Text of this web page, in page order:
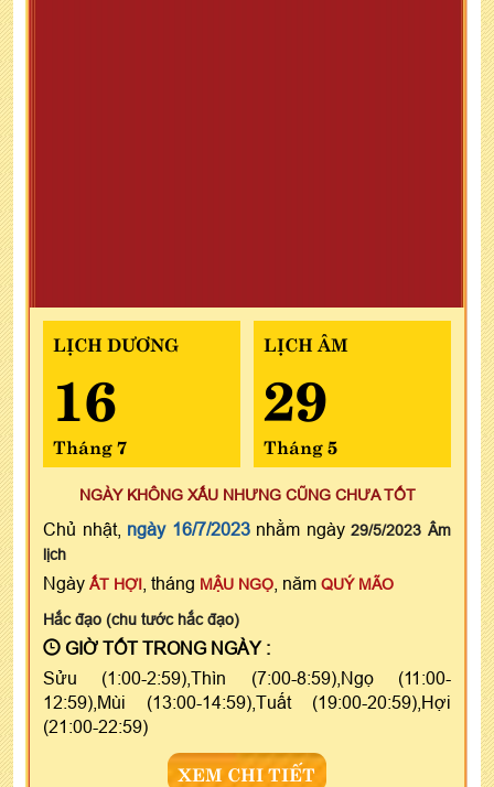
LỊCH DƯƠNG
16
Tháng 7
LỊCH ÂM
29
Tháng 5
NGÀY KHÔNG XẤU NHƯNG CŨNG CHƯA TỐT
Chủ nhật, ngày 16/7/2023nhằm ngày29/5/2023 Âm
lịch
Ngày ẤT HỢI , tháng MẬU NGỌ , năm QUÝ MÃO
Hắc đạo (chu tước hắc đạo)
GIỜ TỐT TRONG NGÀY :
Sửu (1:00-2:59),Thìn (7:00-8:59),Ngọ (11:00-
12:59),Mùi (13:00-14:59),Tuất (19:00-20:59),Hợi
(21:00-22:59)
XEM CHI TIẾT